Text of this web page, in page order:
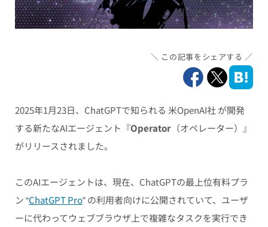
この記事をシェアする
2025年1月23日、ChatGPTで知られる 米OpenAI社 が開発
する新たなAIエージェント『Operator（オペレーター）』
がリリースされました。
このAIエージェントは、現在、ChatGPTの最上位有料プラ
ン “ChatGPT Pro” の利用者向けに公開されていて、ユーザ
ーに代わってウェブブラウザ上で複雑なタスクを実行でき